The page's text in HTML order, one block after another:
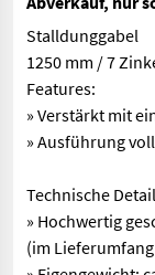
Stalldunggabel
1250 mm / 7
Features:
» Verstärkt mit
» Ausführung
Technische
» Hochwertig
(im